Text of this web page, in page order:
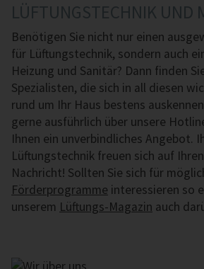
LÜFTUNGSTECHNIK UND
Benötigen Sie nicht nur einen
für Lüf­tungs­tech­nik, sondern auch
Heizung und Sanitär? Dann finden
Spezialisten, die sich in all diesen
rund um Ihr Haus bestens
gerne ausführlich über unsere
Ihnen ein unverbindliches Angebot.
Lüf­tungs­tech­nik freuen sich auf
Nachricht! Sollten Sie sich für
Förderprogramme interessieren so
unserem Lüftungs-Magazin auch